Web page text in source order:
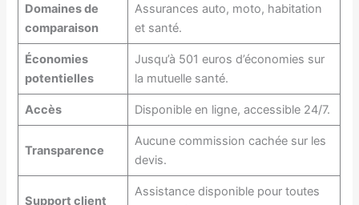
Domaines de
comparaison
Assurances auto, moto, habitation
et santé.
Économies
potentielles
Jusqu’à 501 euros d’économies sur
la mutuelle santé.
Accès Disponible en ligne, accessible 24/7.
Transparence
Aucune commission cachée sur les
devis.
Support client
Assistance disponible pour toutes